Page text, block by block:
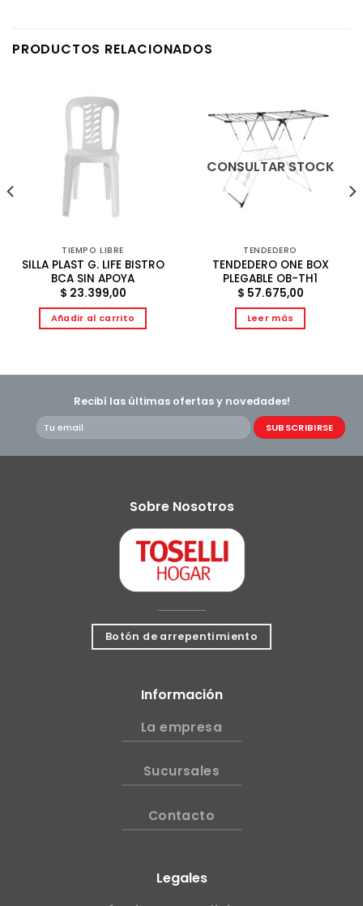
PRODUCTOS RELACIONADOS
TIEMPO LIBRE
SILLA PLAST G. LIFE BISTRO
BCA SIN APOYA
$ 23.399,00
Añadir al carrito
CONSULTAR STOCK
TENDEDERO
TENDEDERO ONE BOX
PLEGABLE OB-TH1
$ 57.675,00
Leer más
Recibí las últimas ofertas y novedades!
Sobre Nosotros
Botón de arrepentimiento
Información
La empresa
Sucursales
Contacto
Legales